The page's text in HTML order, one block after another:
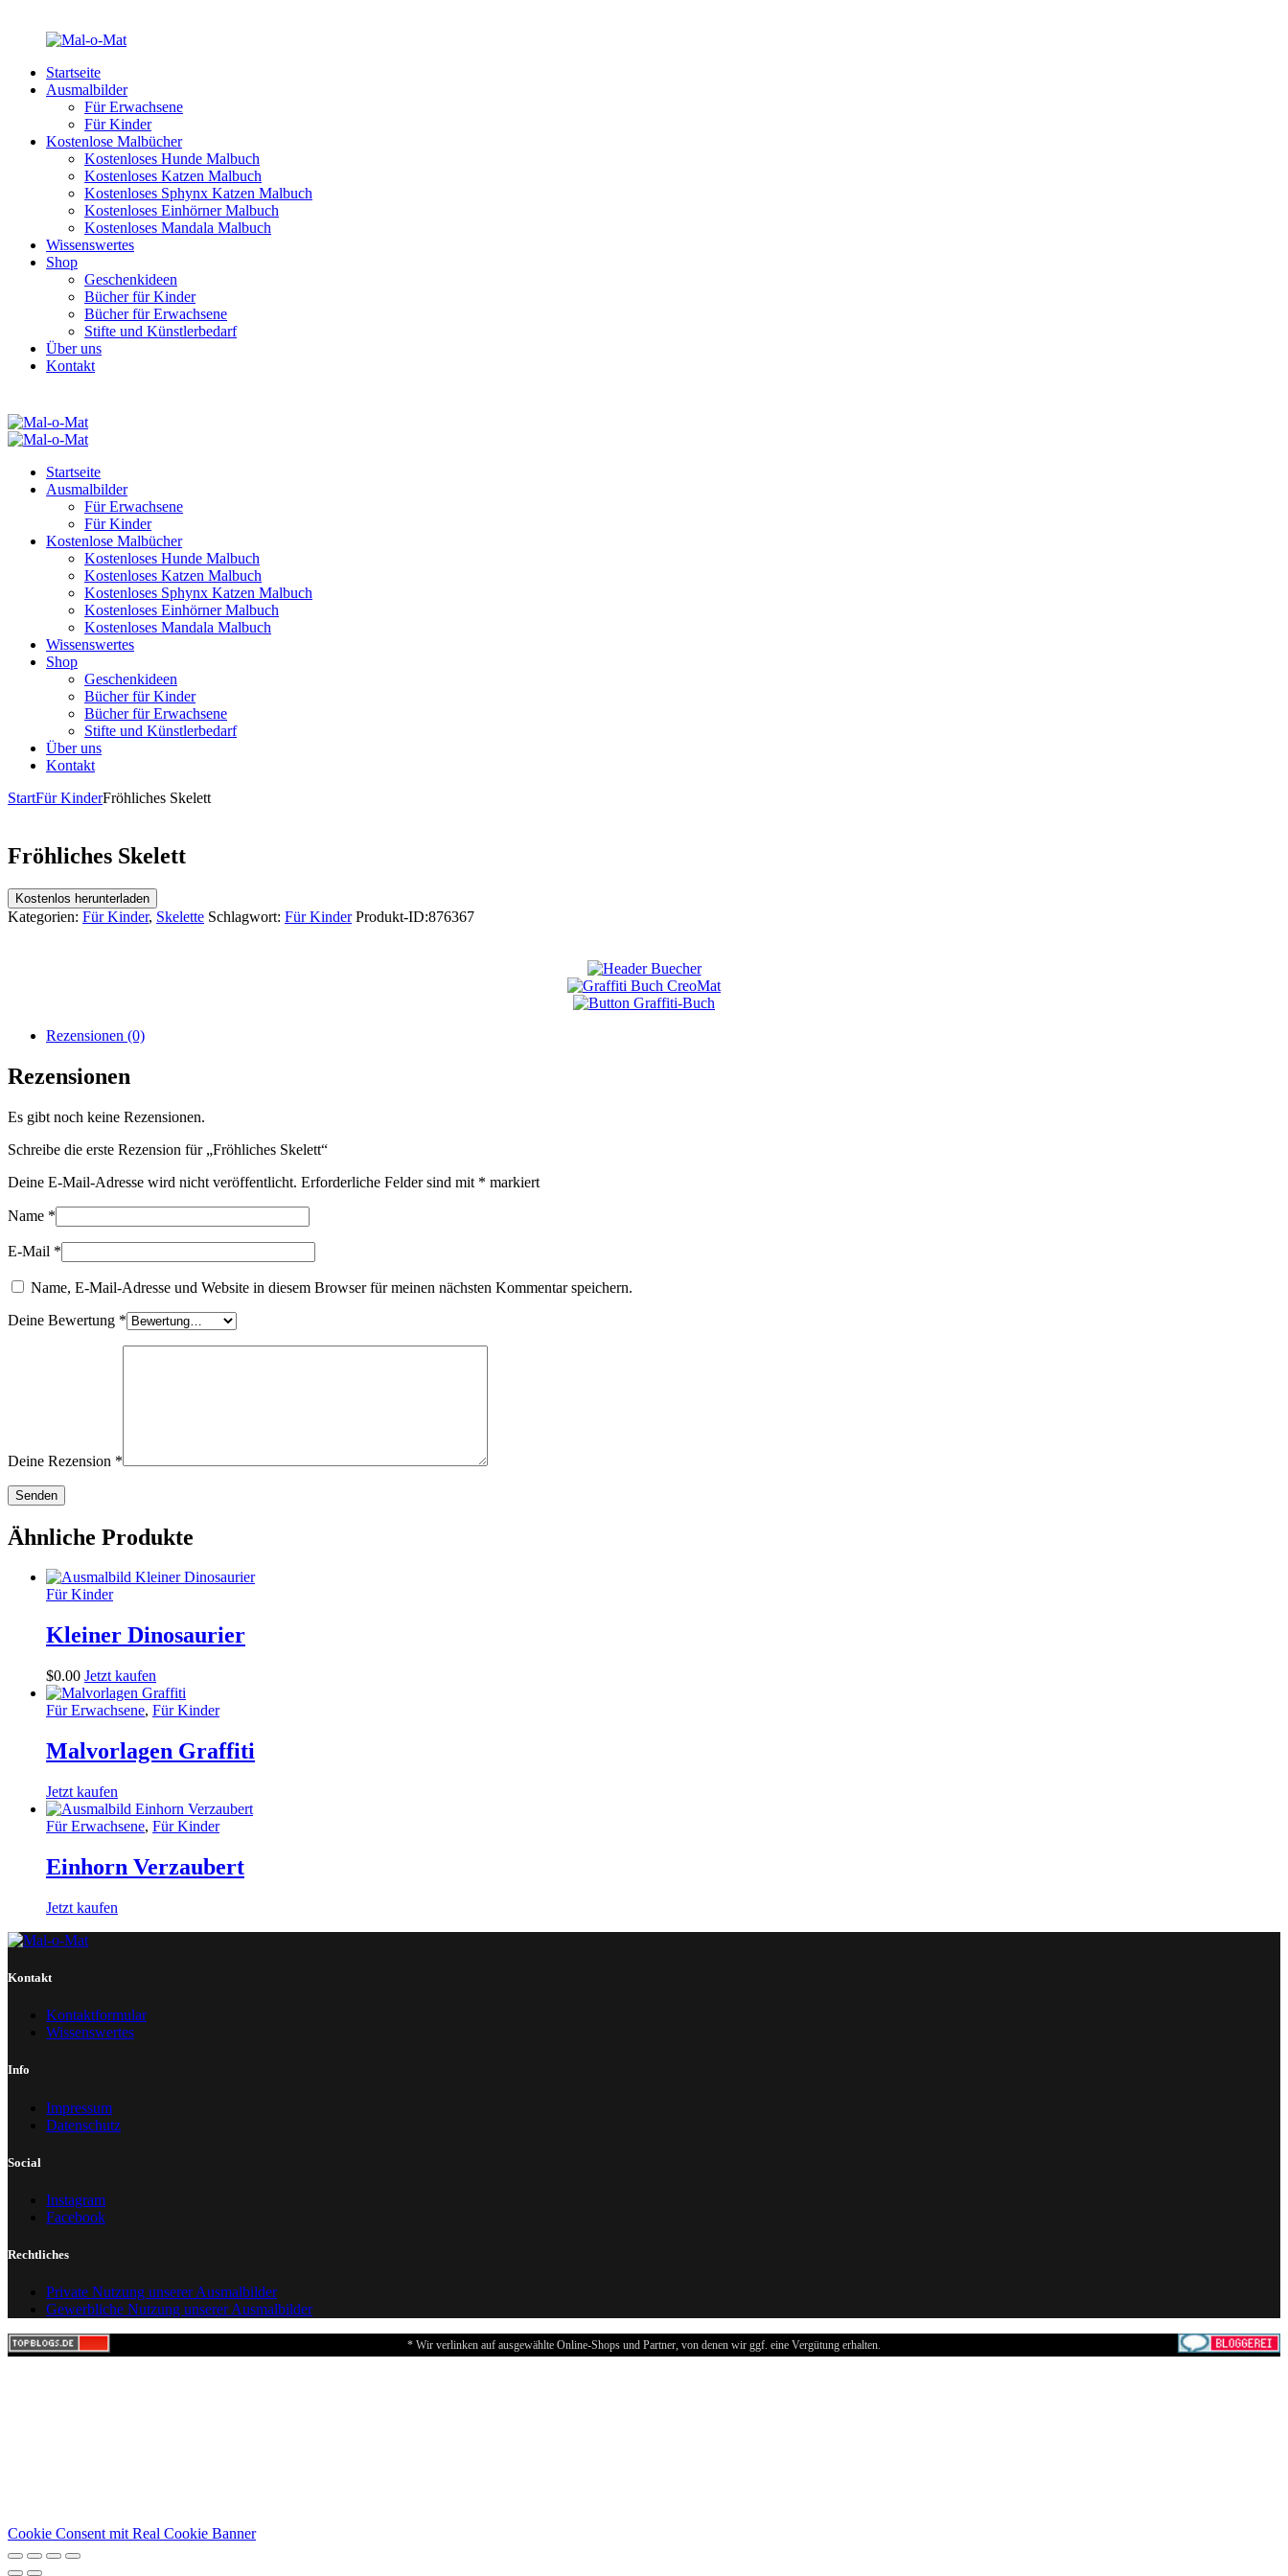
Startseite
Ausmalbilder
Für Erwachsene
Für Kinder
Kostenlose Malbücher
Kostenloses Hunde Malbuch
Kostenloses Katzen Malbuch
Kostenloses Sphynx Katzen Malbuch
Kostenloses Einhörner Malbuch
Kostenloses Mandala Malbuch
Wissenswertes
Shop
Geschenkideen
Bücher für Kinder
Bücher für Erwachsene
Stifte und Künstlerbedarf
Über uns
Kontakt
Startseite
Ausmalbilder
Für Erwachsene
Für Kinder
Kostenlose Malbücher
Kostenloses Hunde Malbuch
Kostenloses Katzen Malbuch
Kostenloses Sphynx Katzen Malbuch
Kostenloses Einhörner Malbuch
Kostenloses Mandala Malbuch
Wissenswertes
Shop
Geschenkideen
Bücher für Kinder
Bücher für Erwachsene
Stifte und Künstlerbedarf
Über uns
Kontakt
StartFür KinderFröhliches Skelett
Fröhliches Skelett
Kostenlos herunterladen
Kategorien: Für Kinder, Skelette Schlagwort: Für Kinder Produkt-ID:876367
Rezensionen (0)
Rezensionen
Es gibt noch keine Rezensionen.
Schreibe die erste Rezension für „Fröhliches Skelett“
Deine E-Mail-Adresse wird nicht veröffentlicht. Erforderliche Felder sind mit * markiert
Name *
E-Mail *
Name, E-Mail-Adresse und Website in diesem Browser für meinen nächsten Kommentar speichern.
Deine Bewertung *
Deine Rezension *
Ähnliche Produkte
Für Kinder
Kleiner Dinosaurier
$0.00 Jetzt kaufen
Für Erwachsene, Für Kinder
Malvorlagen Graffiti
Jetzt kaufen
Für Erwachsene, Für Kinder
Einhorn Verzaubert
Jetzt kaufen
Kontakt
Kontaktformular
Wissenswertes
Info
Impressum
Datenschutz
Social
Instagram
Facebook
Rechtliches
Private Nutzung unserer Ausmalbilder
Gewerbliche Nutzung unserer Ausmalbilder
* Wir verlinken auf ausgewählte Online-Shops und Partner, von denen wir ggf. eine Vergütung erhalten.
Cookie Consent mit Real Cookie Banner